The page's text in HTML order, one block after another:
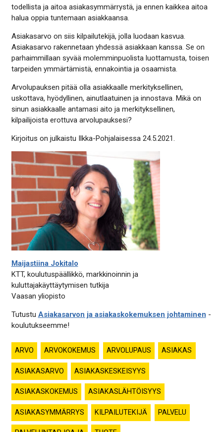
todellista ja aitoa asiakasymmärrystä, ja ennen kaikkea aitoa
halua oppia tuntemaan asiakkaansa.
Asiakasarvo on siis kilpailutekijä, jolla luodaan kasvua.
Asiakasarvo rakennetaan yhdessä asiakkaan kanssa. Se on
parhaimmillaan syvää molemminpuolista luottamusta, toisen
tarpeiden ymmärtämistä, ennakointia ja osaamista.
Arvolupauksen pitää olla asiakkaalle merkityksellinen,
uskottava, hyödyllinen, ainutlaatuinen ja innostava. Mikä on
sinun asiakkaalle antamasi aito ja merkityksellinen,
kilpailijoista erottuva arvolupauksesi?
Kirjoitus on julkaistu Ilkka-Pohjalaisessa 24.5.2021.
Maijastiina Jokitalo
KTT, koulutuspäällikkö, markkinoinnin ja
kuluttajakäyttäytymisen tutkija
Vaasan yliopisto
Tutustu Asiakasarvon ja asiakaskokemuksen johtaminen -
koulutukseemme!
ARVO ARVOKOKEMUS ARVOLUPAUS ASIAKAS
ASIAKASARVO ASIAKASKESKEISYYS
ASIAKASKOKEMUS ASIAKASLÄHTÖISYYS
ASIAKASYMMÄRRYS KILPAILUTEKIJÄ PALVELU